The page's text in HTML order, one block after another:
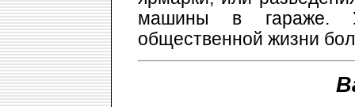
машины в гараже.
общественной жизни